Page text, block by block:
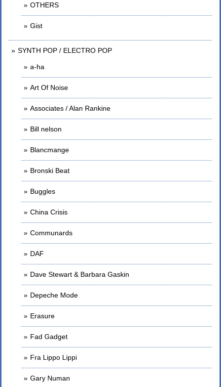
OTHERS
Gist
SYNTH POP / ELECTRO POP
a-ha
Art Of Noise
Associates / Alan Rankine
Bill nelson
Blancmange
Bronski Beat
Buggles
China Crisis
Communards
DAF
Dave Stewart & Barbara Gaskin
Depeche Mode
Erasure
Fad Gadget
Fra Lippo Lippi
Gary Numan